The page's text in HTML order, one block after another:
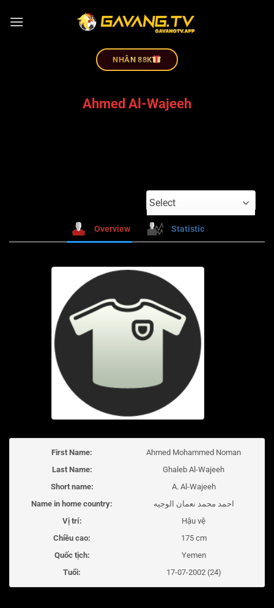
NHÂN 88K
Ahmed Al-Wajeeh
Select
Overview Statistic
First Name:
Ahmed Mohammed Noman
Last Name:
Ghaleb Al-Wajeeh
Short name:
A. Al-Wajeeh
Name in home country:
احمد محمد نعمان الوجيه
Vị trí:
Hậu vệ
Chiều cao:
175 cm
Quốc tịch:
Yemen
Tuổi:
17-07-2002 (24)